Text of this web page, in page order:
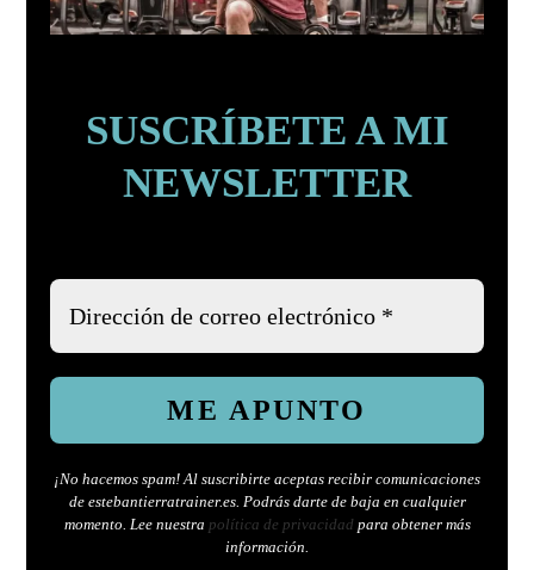
SUSCRÍBETE A MI
NEWSLETTER
¡No hacemos spam! Al suscribirte aceptas recibir comunicaciones
de estebantierratrainer.es. Podrás darte de baja en cualquier
momento. Lee nuestra política de privacidad para obtener más
información.